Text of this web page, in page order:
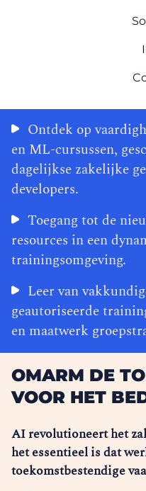
Ontdek op
en ML-cursussen,
dagelijkse zakelijke
developers.
Toegang tot de
resources in een
trainingsomgeving.
Leer van
geautoriseerde
en maatwerk
OMARM DE
VOOR HET
AI revolutioneert het
het essentieel is dat
toekomstbestendige